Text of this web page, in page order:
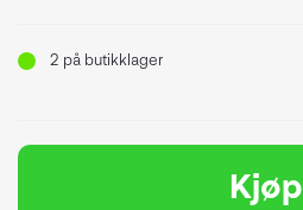
2 på butikklager
Kjøp